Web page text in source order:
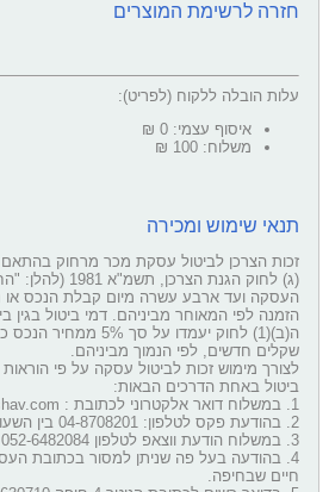
חזרה לרשימת המוצרים
עלות הובלה ללקוח (לפריט):
איסוף עצמי: 0 ₪
משלוח: 100 ₪
תנאי שימוש ומכירה
(ג) לחוק הגנת
העסקה ועד ארבע עשרה מיום קבלת הנכס או
שקלים חדשים, לפי הנמוך מביניהם.
לצורך מימוש זכות לביטול עסקה על פי
ביטול באחת הדרכים הבאות:
1. במשלוח דואר אלקטרוני לכתובת : sales@mashav.com
2. בהודעת פקס לטלפון: 04-8708201 בין השעות 08:00-16:00 בימים א-ה.
3. במשלוח הודעת ווצאפ לטלפון 052-6482084
חיים שבחיפה.